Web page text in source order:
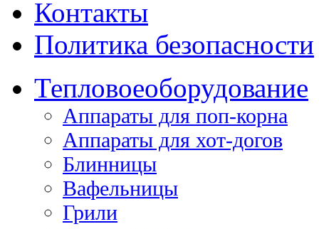
Контакты
Политика безопасности
Тепловоеоборудование
Аппараты для поп-корна
Аппараты для хот-догов
Блинницы
Вафельницы
Грили